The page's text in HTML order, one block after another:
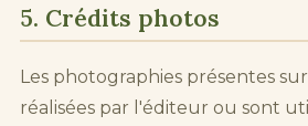
5. Crédits photos
Les photographies présentes
réalisées par l'éditeur ou sont